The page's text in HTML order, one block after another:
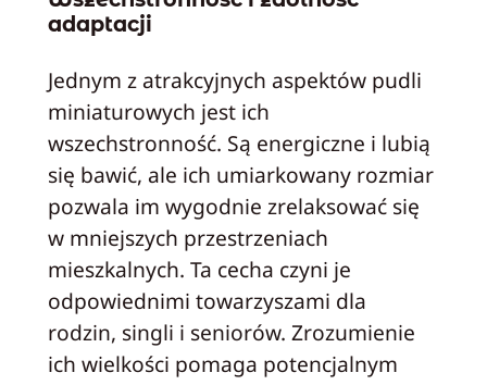
adaptacji
Jednym z atrakcyjnych aspektów pudli
miniaturowych jest ich
wszechstronność. Są energiczne i lubią
się bawić, ale ich umiarkowany rozmiar
pozwala im wygodnie zrelaksować się
w mniejszych przestrzeniach
mieszkalnych. Ta cecha czyni je
odpowiednimi towarzyszami dla
rodzin, singli i seniorów. Zrozumienie
ich wielkości pomaga potencjalnym